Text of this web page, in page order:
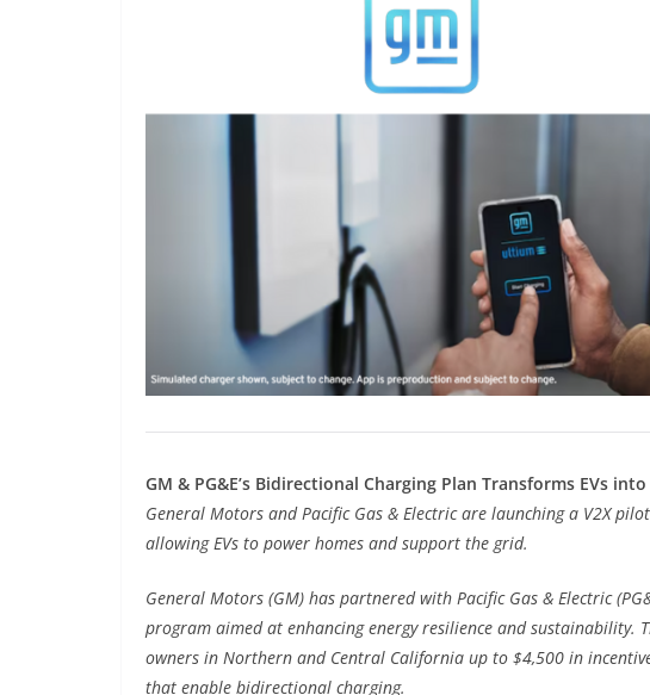
GM & PG&E’s Bidirectional Charging Plan Transforms EVs
General Motors and Pacific Gas & Electric are launching a V2X
allowing EVs to power homes and support the grid.
General Motors (GM) has partnered with Pacific Gas & Electric
program aimed at enhancing energy resilience and sustainability.
owners in Northern and Central California up to $4,500 in
that enable bidirectional charging.